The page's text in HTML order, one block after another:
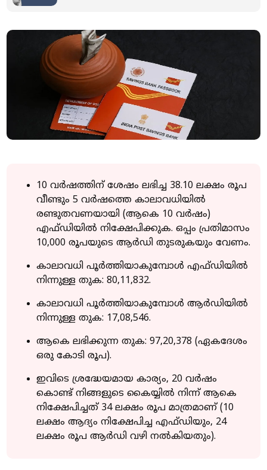
10 വർഷത്തിന് ശേഷം ലഭിച്ച 38.10 ലക്ഷം രൂപ
വീണ്ടും 5 വർഷത്തെ കാലാവധിയിൽ
രണ്ടുതവണയായി (ആകെ 10 വർഷം)
എഫ്ഡിയിൽ നിക്ഷേപിക്കുക. ഒപ്പം പ്രതിമാസം
10,000 രൂപയുടെ ആർഡി തുടരുകയും വേണം.
കാലാവധി പൂർത്തിയാകുമ്പോള്‍ എഫ്ഡിയിൽ
നിന്നുള്ള തുക: ₹80,11,832.
കാലാവധി പൂർത്തിയാകുമ്പോള്‍ ആർഡിയിൽ
നിന്നുള്ള തുക: ₹17,08,546.
ആകെ ലഭിക്കുന്ന തുക: ₹97,20,378 (ഏകദേശം
ഒരു കോടി രൂപ).
ഇവിടെ ശ്രദ്ധേയമായ കാര്യം, 20 വർഷം
കൊണ്ട് നിങ്ങളുടെ കൈയ്യിൽ നിന്ന് ആകെ
നിക്ഷേപിച്ചത് 34 ലക്ഷം രൂപ മാത്രമാണ് (10
ലക്ഷം ആദ്യം നിക്ഷേപിച്ച എഫ്ഡിയും, 24
ലക്ഷം രൂപ ആർഡി വഴി നൽകിയതും).